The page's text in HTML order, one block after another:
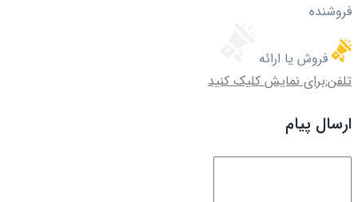
فروشنده
فروش یا ارائه
تلفن:برای نمایش کلیک کنید
ارسال پیام